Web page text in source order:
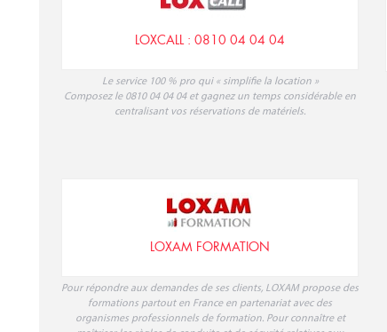
LOXCALL : 0810 04 04 04
Le service 100 % pro qui « simplifie la location »
Composez le 0810 04 04 04 et gagnez un temps considérable en
centralisant vos réservations de matériels.
LOXAM FORMATION
Pour répondre aux demandes de ses clients, LOXAM propose des
formations partout en France en partenariat avec des
organismes professionnels de formation. Pour connaître et